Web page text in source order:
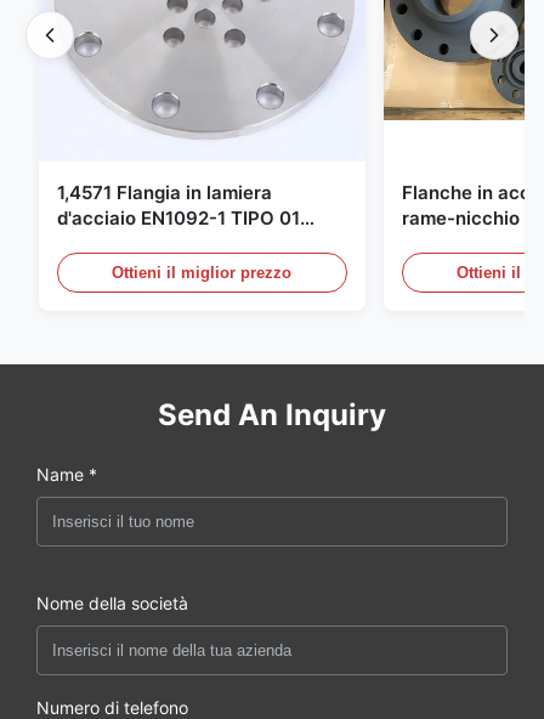
1,4571 Flangia in lamiera
d'acciaio EN1092-1 TIPO 01
Ottieni il miglior prezzo
Flanche in
rame-nicchio
carbonioOttieni il
Send An Inquiry
Name *
Nome della società
Numero di telefono